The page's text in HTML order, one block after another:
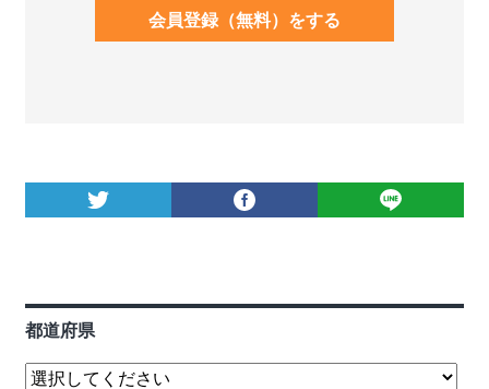
会員登録（無料）をする
都道府県